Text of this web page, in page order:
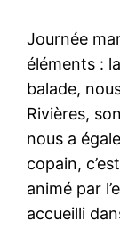
Journée
éléments :
balade,
Rivières,
nous a
copain,
animé par
accueilli